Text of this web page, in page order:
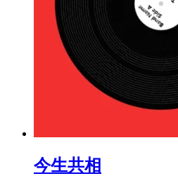
今生共相